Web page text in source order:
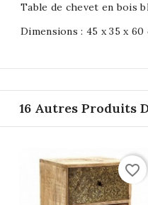
Table de chevet en bois
Dimensions : 45 x 35 x 60
16 Autres Produits
favorite_border